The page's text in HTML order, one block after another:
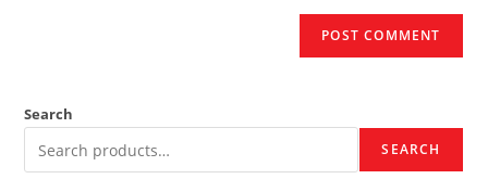
Search
SEARCH